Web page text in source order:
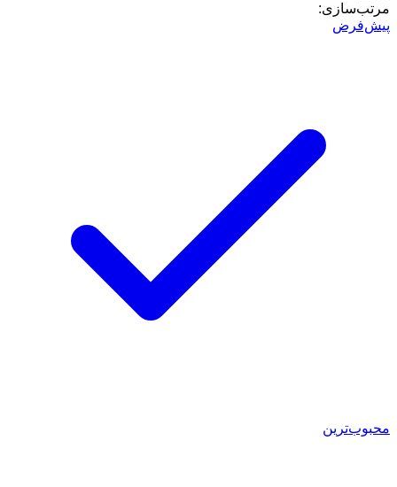
مرتب‌سازی:
پیش‌فرض
محبوب‌ترین